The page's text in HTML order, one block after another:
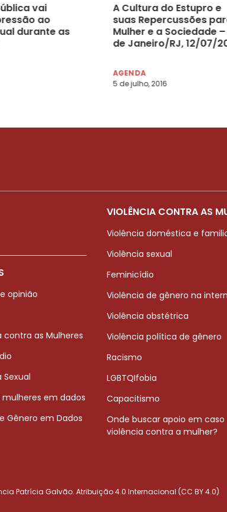
vai
ao
durante as
A Cultura do Estupro e
suas Repercussões
Mulher e a Sociedade –
de Janeiro/RJ, 12/07/
AGENDA
5 de julho, 2016
opinião
contra as Mulheres
Sexual
em dados
Gênero em Dados
VIOLÊNCIA CONTRA AS
Violência doméstica e
Violência sexual
Feminicídio
Violência de gênero na
Violência obstétrica
Violência política de gênero
Racismo
LGBTQIfobia
Capacitismo
Onde buscar apoio em caso
violência contra a mulher?
Patrícia Galvão. Atribuição 4.0 Internacional (CC BY 4.0)